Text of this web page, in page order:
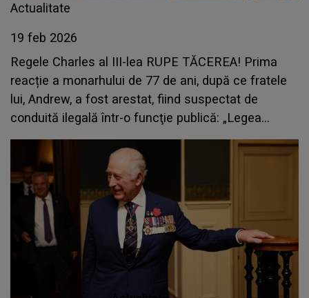
Actualitate
19 feb 2026
Regele Charles al III-lea RUPE TĂCEREA! Prima
reacție a monarhului de 77 de ani, după ce fratele
lui, Andrew, a fost arestat, fiind suspectat de
conduită ilegală într-o funcţie publică: „Legea
trebuie să-și urmeze cursul”